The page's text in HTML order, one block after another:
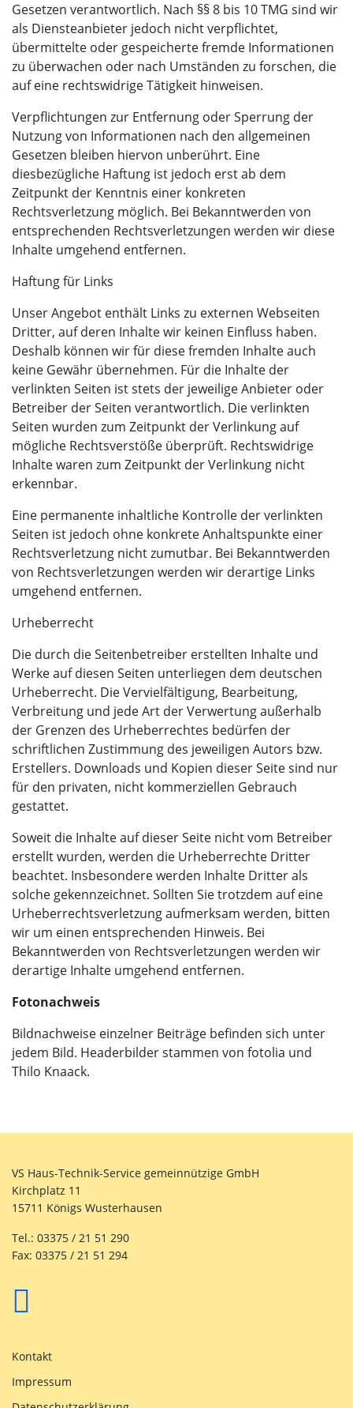
Gesetzen verantwortlich. Nach §§ 8 bis 10 TMG sind wir
als Diensteanbieter jedoch nicht verpflichtet,
übermittelte oder gespeicherte fremde Informationen
zu überwachen oder nach Umständen zu forschen, die
auf eine rechtswidrige Tätigkeit hinweisen.
Verpflichtungen zur Entfernung oder Sperrung der
Nutzung von Informationen nach den allgemeinen
Gesetzen bleiben hiervon unberührt. Eine
diesbezügliche Haftung ist jedoch erst ab dem
Zeitpunkt der Kenntnis einer konkreten
Rechtsverletzung möglich. Bei Bekanntwerden von
entsprechenden Rechtsverletzungen werden wir diese
Inhalte umgehend entfernen.
Haftung für Links
Unser Angebot enthält Links zu externen Webseiten
Dritter, auf deren Inhalte wir keinen Einfluss haben.
Deshalb können wir für diese fremden Inhalte auch
keine Gewähr übernehmen. Für die Inhalte der
verlinkten Seiten ist stets der jeweilige Anbieter oder
Betreiber der Seiten verantwortlich. Die verlinkten
Seiten wurden zum Zeitpunkt der Verlinkung auf
mögliche Rechtsverstöße überprüft. Rechtswidrige
Inhalte waren zum Zeitpunkt der Verlinkung nicht
erkennbar.
Eine permanente inhaltliche Kontrolle der verlinkten
Seiten ist jedoch ohne konkrete Anhaltspunkte einer
Rechtsverletzung nicht zumutbar. Bei Bekanntwerden
von Rechtsverletzungen werden wir derartige Links
umgehend entfernen.
Urheberrecht
Die durch die Seitenbetreiber erstellten Inhalte und
Werke auf diesen Seiten unterliegen dem deutschen
Urheberrecht. Die Vervielfältigung, Bearbeitung,
Verbreitung und jede Art der Verwertung außerhalb
der Grenzen des Urheberrechtes bedürfen der
schriftlichen Zustimmung des jeweiligen Autors bzw.
Erstellers. Downloads und Kopien dieser Seite sind nur
für den privaten, nicht kommerziellen Gebrauch
gestattet.
Soweit die Inhalte auf dieser Seite nicht vom Betreiber
erstellt wurden, werden die Urheberrechte Dritter
beachtet. Insbesondere werden Inhalte Dritter als
solche gekennzeichnet. Sollten Sie trotzdem auf eine
Urheberrechtsverletzung aufmerksam werden, bitten
wir um einen entsprechenden Hinweis. Bei
Bekanntwerden von Rechtsverletzungen werden wir
derartige Inhalte umgehend entfernen.
Fotonachweis
Bildnachweise einzelner Beiträge befinden sich unter
jedem Bild. Headerbilder stammen von fotolia und
Thilo Knaack.
VS Haus-Technik-Service gemeinnützige GmbH
Kirchplatz 11
15711 Königs Wusterhausen
Tel.: 03375 / 21 51 290
Fax: 03375 / 21 51 294
Kontakt
Impressum